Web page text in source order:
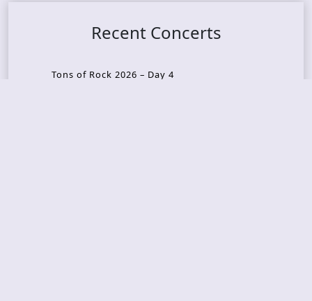
Recent Concerts
Tons of Rock 2026 – Day 4